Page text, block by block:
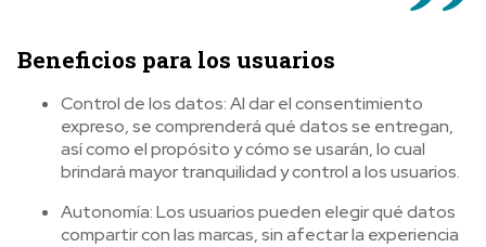
Beneficios para los usuarios
Control de los datos: Al dar el consentimiento
expreso, se comprenderá qué datos se entregan,
así como el propósito y cómo se usarán, lo cual
brindará mayor tranquilidad y control a los usuarios.
Autonomía: Los usuarios pueden elegir qué datos
compartir con las marcas, sin afectar la experiencia